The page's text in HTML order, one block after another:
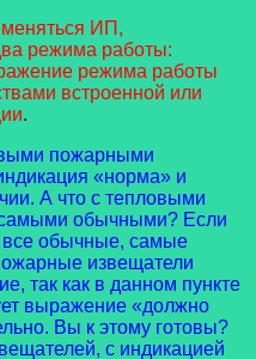
ИП,
режима работы:
режима работы
встроенной или
.
пожарными
«норма» и
А что с тепловыми
обычными? Если
все обычные, самые
извещатели
так как в данном пункте
выражение «должно
Вы к этому готовы?
с индикацией